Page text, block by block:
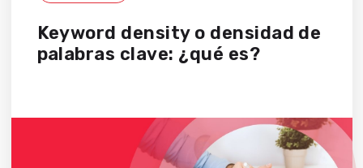
Keyword density o densidad de
palabras clave: ¿qué es?